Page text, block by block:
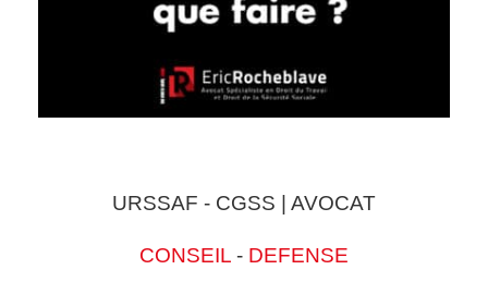
URSSAF - CGSS | AVOCAT
CONSEIL - DEFENSE